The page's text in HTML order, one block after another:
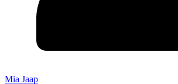
Mia Jaap